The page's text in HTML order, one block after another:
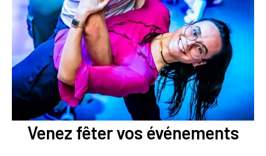
Venez fêter vos événements